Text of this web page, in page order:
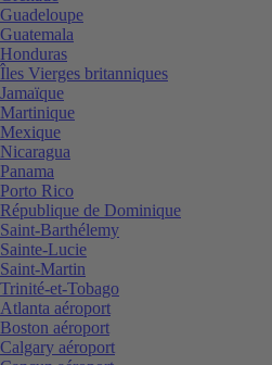
Guadeloupe
Guatemala
Honduras
Îles Vierges britanniques
Jamaïque
Martinique
Mexique
Nicaragua
Panama
Porto Rico
République de Dominique
Saint-Barthélemy
Sainte-Lucie
Saint-Martin
Trinité-et-Tobago
Atlanta aéroport
Boston aéroport
Calgary aéroport